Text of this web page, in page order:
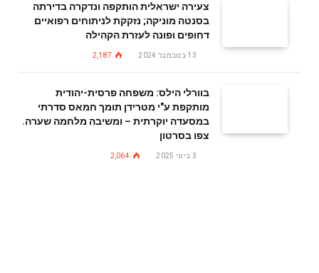
צעירה ישראלית הותקפה ונדקרה בדירתה
בסנטה מוניקה; נזקקת לניתוחים רפואיים
דחופים ופונה לעזרת הקהילה
13 בנובמבר 2024 2,187
בוורלי הילס: משפחה פרסית-יהודית
מותקפת ע"י מטרידן תומך חמאס סדרתי
במסעדה יוקרתית – ומשיבה מלחמה שערה.
צפו בסרטון
3 ביוני 2025 2,064